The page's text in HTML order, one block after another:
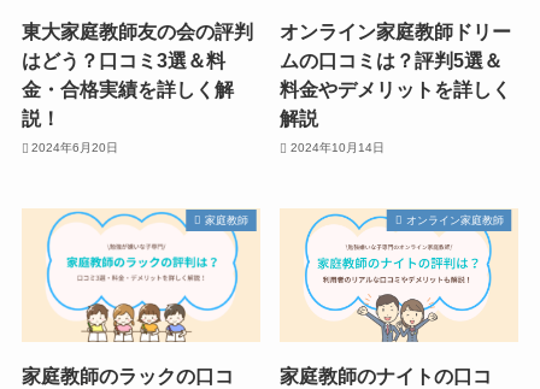
東大家庭教師友の会の評判
はどう？口コミ3選＆料
金・合格実績を詳しく解
説！
2024年6月20日
オンライン家庭教師ドリー
ムの口コミは？評判5選＆
料金やデメリットを詳しく
解説
2024年10月14日
家庭教師
家庭教師のラックの口コ
オンライン家庭教師
家庭教師のナイトの口コ